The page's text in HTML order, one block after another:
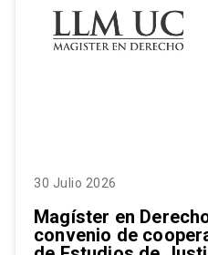
30 Julio 2026
Magíster en
convenio de